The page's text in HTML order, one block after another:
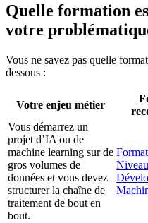
Quelle formation
votre
Vous ne savez pas quelle
dessous :
Votre enjeu métier
Vous démarrez un
projet d’IA ou de
machine learning sur de
gros volumes de
données et vous devez
structurer la chaîne de
traitement de bout en
bout.